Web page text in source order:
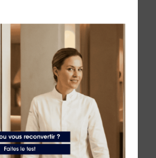
dans la
: quelles
?